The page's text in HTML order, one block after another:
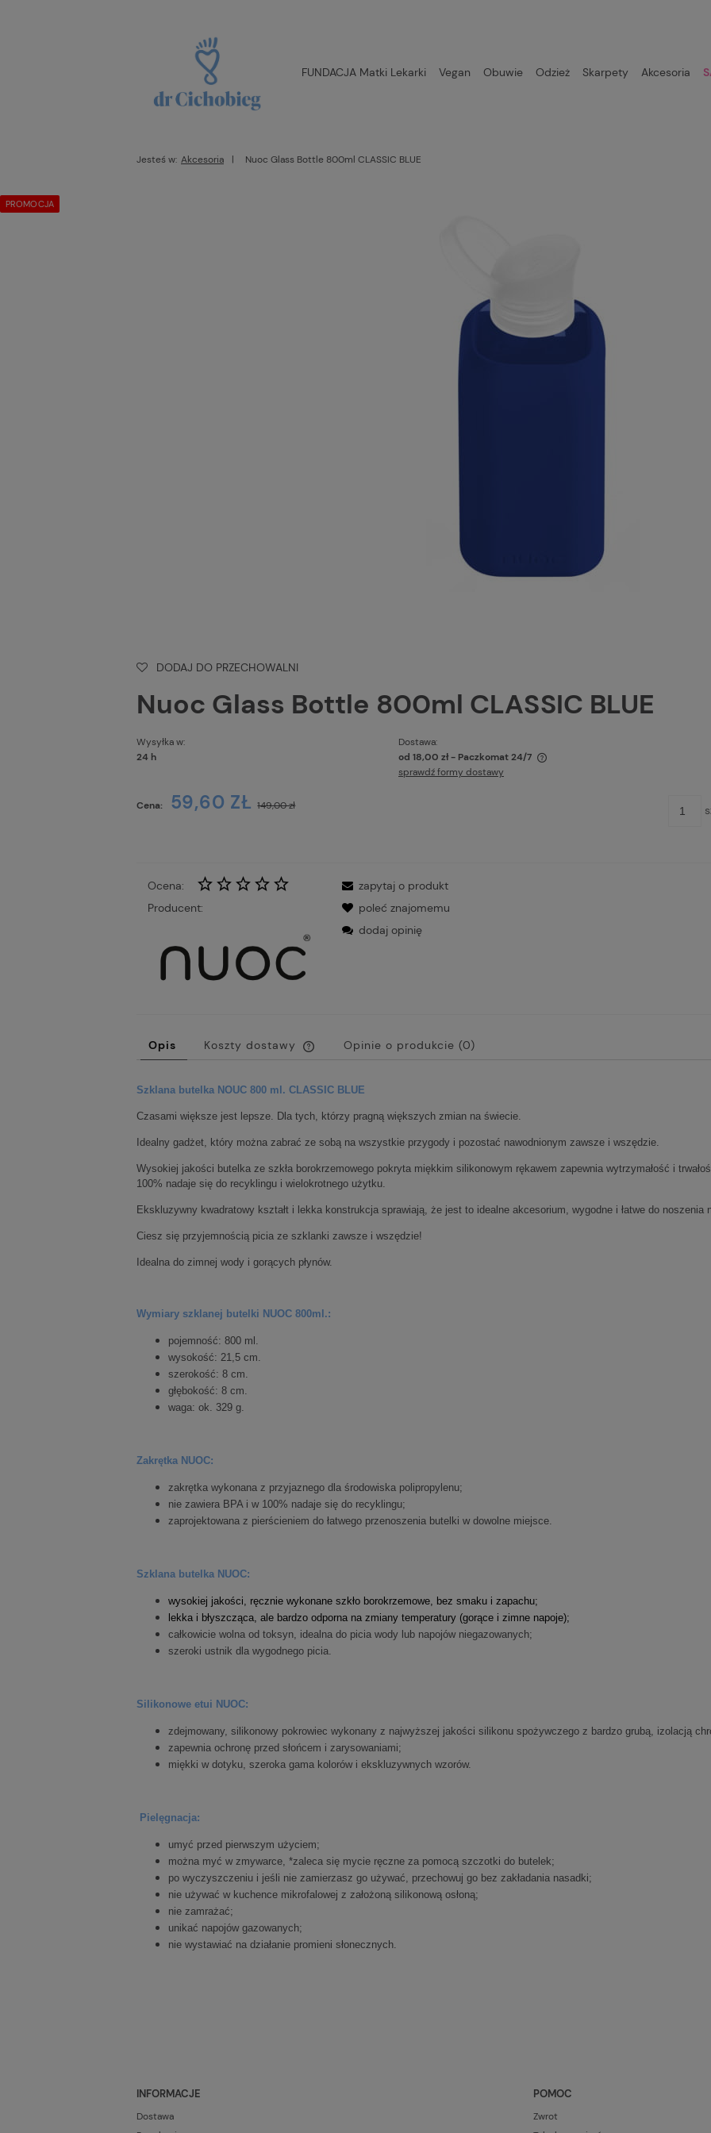
FUNDACJA Matki Lekarki Vegan Obuwie Odzież Skarpety Akcesoria
Jesteś w: Akcesoria Nuoc Glass Bottle 800ml CLASSIC BLUE
PROMOCJA
DODAJ DO PRZECHOWALNI
Nuoc Glass Bottle 800ml CLASSIC BLUE
Wysyłka w:
24 h
Dostawa:
od 18,00 zł- Paczkomat 24/7
sprawdź formy dostawy
Cena: 59,60 ZŁ 149,00 zł
Ocena:
Producent:
zapytaj o produkt
poleć znajomemu
dodaj opinię
Opis Koszty dostawy
Cena nie zawiera ewentualnych
Opinie o produkcie (0)
Szklana butelka NOUC 800 ml. CLASSIC BLUE
Czasami większe jest lepsze. Dla tych, którzy pragną większych zmian na świecie.
Idealny gadżet, który można zabrać ze sobą na wszystkie przygody i pozostać nawodnionym zawsze i wszędzie.
Wysokiej jakości butelka ze szkła borokrzemowego pokryta miękkim silikonowym rękawem zapewnia wytrzymałość i
100% nadaje się do recyklingu i wielokrotnego użytku.
Ekskluzywny kwadratowy kształt i lekka konstrukcja sprawiają, że jest to idealne akcesorium, wygodne i łatwe do noszenia
Ciesz się przyjemnością picia ze szklanki zawsze i wszędzie!
Idealna do zimnej wody i gorących płynów.
Wymiary szklanej butelki NUOC 800ml.:
pojemność: 800 ml.
wysokość: 21,5 cm.
szerokość: 8 cm.
głębokość: 8 cm.
waga: ok. 329 g.
Zakrętka NUOC:
zakrętka wykonana z przyjaznego dla środowiska polipropylenu;
nie zawiera BPA i w 100% nadaje się do recyklingu;
zaprojektowana z pierścieniem do łatwego przenoszenia butelki w dowolne miejsce.
Szklana butelka NUOC:
wysokiej jakości, ręcznie wykonane szkło borokrzemowe, bez smaku i zapachu;
lekka i błyszcząca, ale bardzo odporna na zmiany temperatury (gorące i zimne napoje);
całkowicie wolna od toksyn, idealna do picia wody lub napojów niegazowanych;
szeroki ustnik dla wygodnego picia.
Silikonowe etui NUOC:
zdejmowany, silikonowy pokrowiec wykonany z najwyższej jakości silikonu spożywczego z bardzo grubą, izolacją
zapewnia ochronę przed słońcem i zarysowaniami;
miękki w dotyku, szeroka gama kolorów i ekskluzywnych wzorów.
Pielęgnacja:
umyć przed pierwszym użyciem;
można myć w zmywarce, *zaleca się mycie ręczne za pomocą szczotki do butelek;
po wyczyszczeniu i jeśli nie zamierzasz go używać, przechowuj go bez zakładania nasadki;
nie używać w kuchence mikrofalowej z założoną silikonową osłoną;
nie zamrażać;
unikać napojów gazowanych;
nie wystawiać na działanie promieni słonecznych.
INFORMACJE
Dostawa
POMOC
Zwrot